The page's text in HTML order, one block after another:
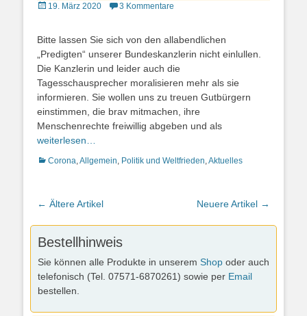
Posted19. März 2020 3 Kommentare
Bitte lassen Sie sich von den allabendlichen
„Predigten“ unserer Bundeskanzlerin nicht einlullen.
Die Kanzlerin und leider auch die
Tagesschausprecher moralisieren mehr als sie
informieren. Sie wollen uns zu treuen Gutbürgern
einstimmen, die brav mitmachen, ihre
Menschenrechte freiwillig abgeben und als
weiterlesen…
Kategorien
Corona,Allgemein, Politik und Weltfrieden,Aktuelles
Artikel-
← Ältere Artikel Neuere Artikel →
Bestellhinweis
Sie können alle Produkte in unserem Shop oder auch
telefonisch (Tel. 07571-6870261) sowie per Email
bestellen.